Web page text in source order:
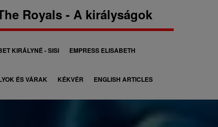
Royals - A királyságok
KIRÁLYNÉ - SISI EMPRESS ELISABETH
ÉS VÁRAK KÉKVÉR ENGLISH ARTICLES